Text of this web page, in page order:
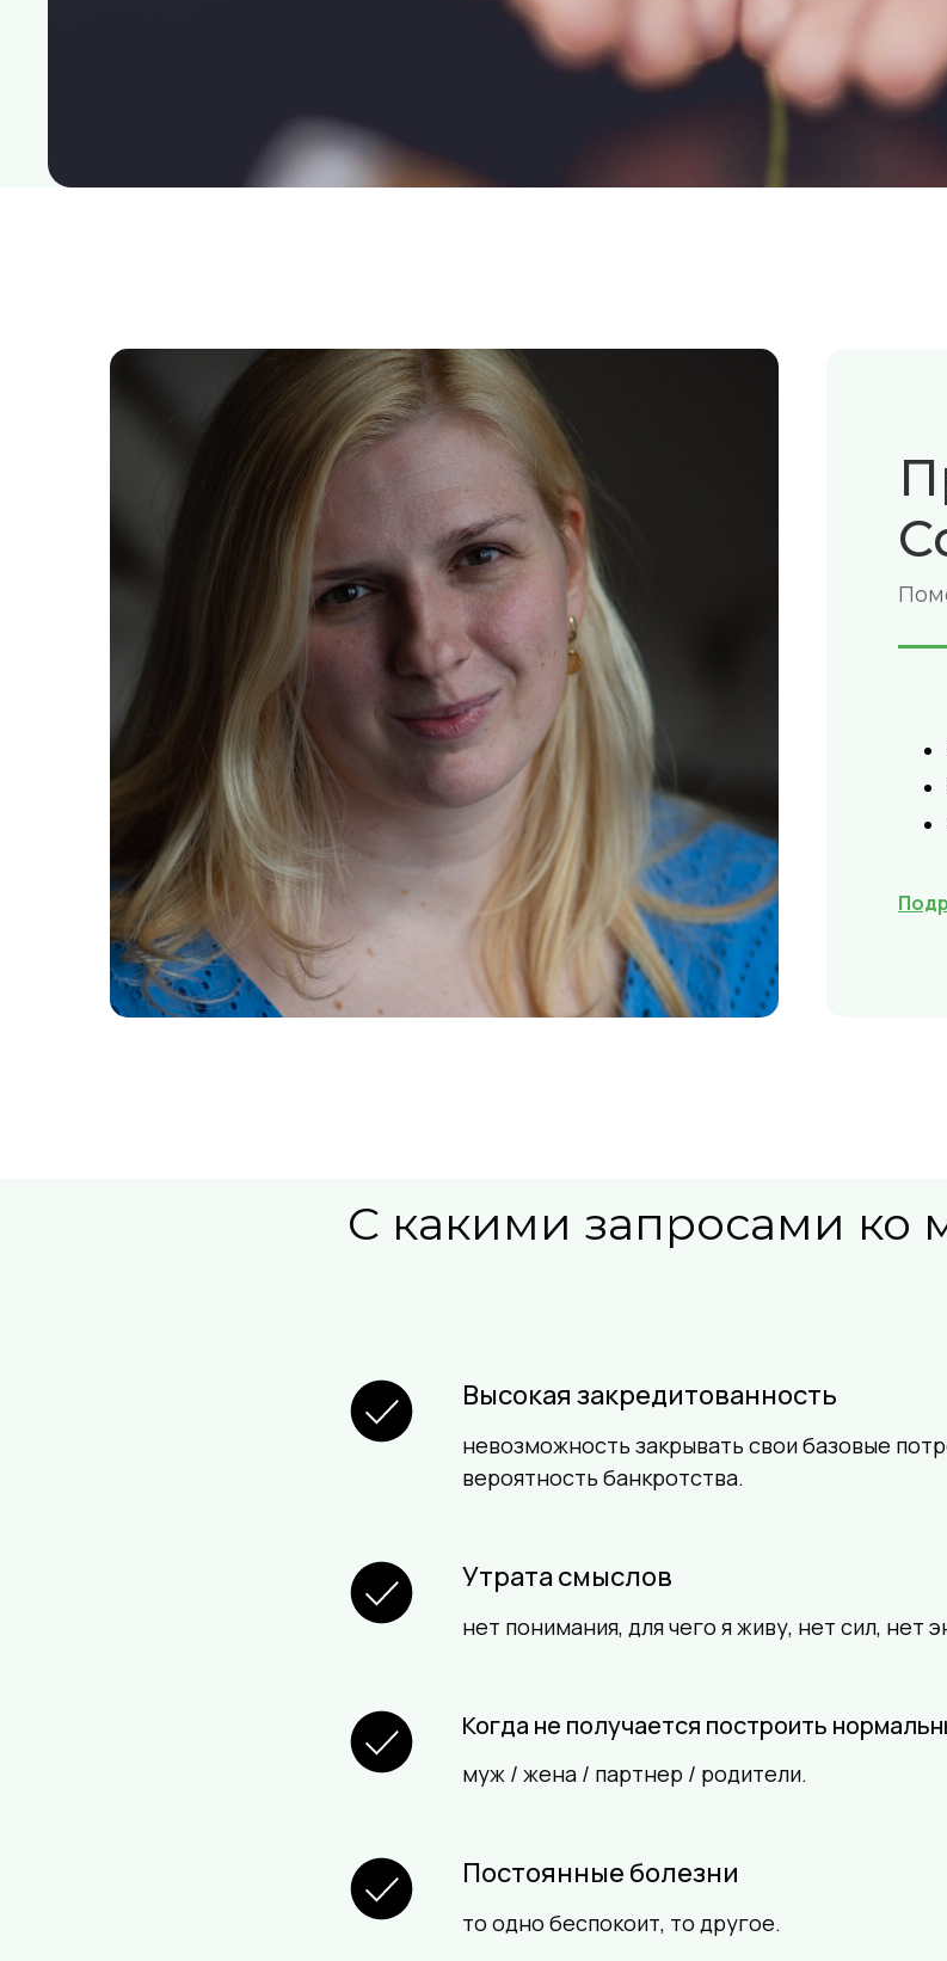
С какими запросами ко
Высокая закредитованность
невозможность закрывать свои базовые
вероятность банкротства.
Утрата смыслов
нет понимания, для чего я живу, нет сил, нет
Когда не получается построить
муж / жена / партнер / родители.
Постоянные болезни
то одно беспокоит, то другое.